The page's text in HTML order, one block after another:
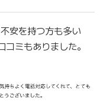
安を持つ方も多い
ミもありました。